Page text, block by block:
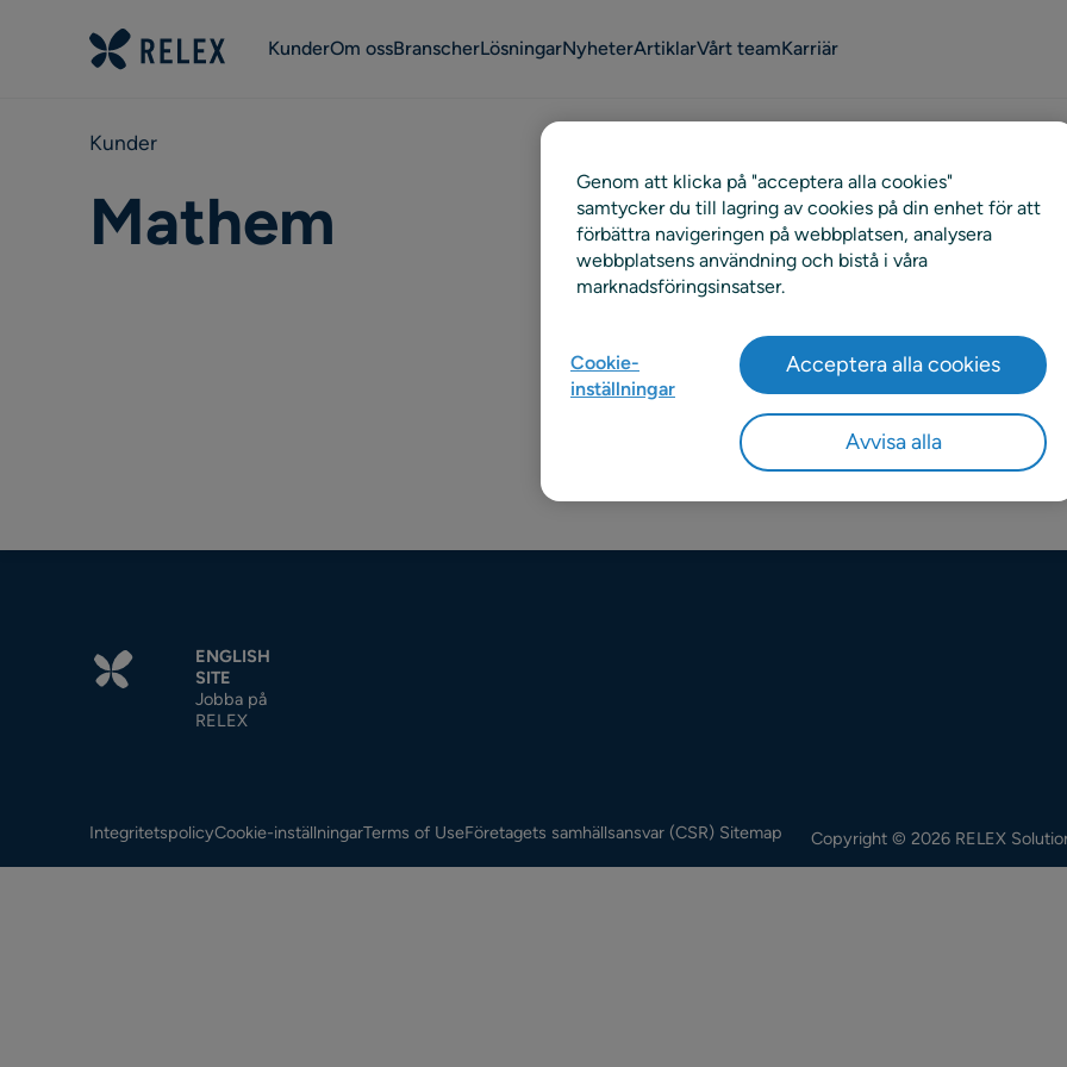
KunderOm ossBranscherLösningarNyheterArtiklarVårt teamKarriär
Kunder
Mathem
ENGLISH
SITE
Jobba på
RELEX
IntegritetspolicyCookie-inställningarTerms of UseFöretagets samhällsansvar (CSR) Sitemap Copyright © 2026 RELEX
Genom att klicka på "acceptera alla cookies"
samtycker du till lagring av cookies på din enhet för att
förbättra navigeringen på webbplatsen, analysera
webbplatsens användning och bistå i våra
marknadsföringsinsatser.
Cookie-
inställningar
Avvisa alla
Acceptera alla cookies